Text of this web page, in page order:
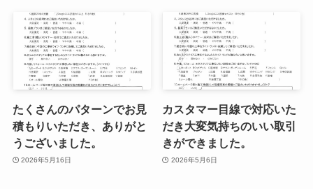
たくさんのパターンでお見
積もりいただき、ありがと
うございました。
2026年5月16日
カスタマー目線で対応いた
だき大変気持ちのいい取引
きができました。
2026年5月6日